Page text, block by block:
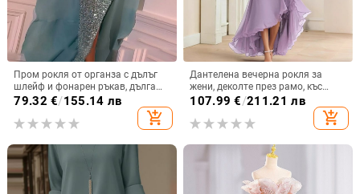
Пром рокля от органза с дълъг
шлейф и фонарен ръкав, дълга
пола — Пролет 2024
79.32 €/155.14 лв
add_shopping_cart
Дантелена вечерна рокля за
жени, деколте през рамо, къс
ръкав, дълга A-линия парти
107.99 €/211.21 лв
add_shopping_cart